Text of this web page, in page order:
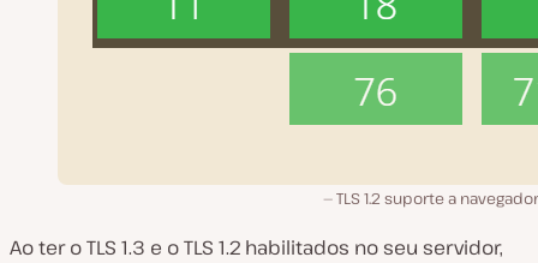
TLS 1.2 suporte a
Ao ter o TLS 1.3 e o TLS 1.2 habilitados no seu servidor,